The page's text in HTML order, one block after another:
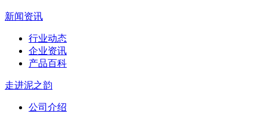
新闻资讯
行业动态
企业资讯
产品百科
走进泥之韵
公司介绍